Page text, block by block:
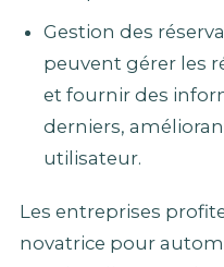
Gestion des
peuvent gérer les
et fournir des
derniers,
utilisateur.
Les entreprises
novatrice pour